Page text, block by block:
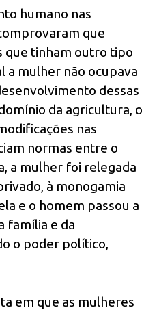
humano nas
que
que tinham outro tipo
a mulher não ocupava
dessas
da agricultura, o
nas
normas entre o
a mulher foi relegada
à monogamia
e o homem passou a
família e da
o poder político,
em que as mulheres